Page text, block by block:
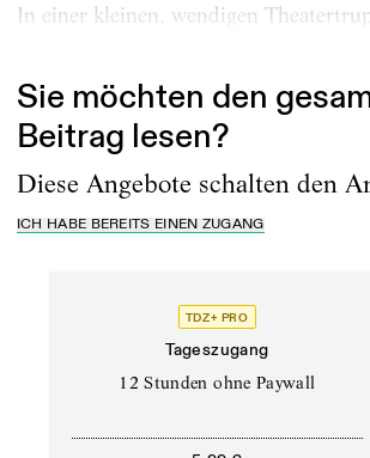
In einer kleinen, wendigen
Sie möchten den
Beitrag lesen?
Diese Angebote schalten den
ICH HABE BEREITS EINEN ZUGANG
TDZ+ PRO
Tageszugang
12 Stunden ohne Paywall